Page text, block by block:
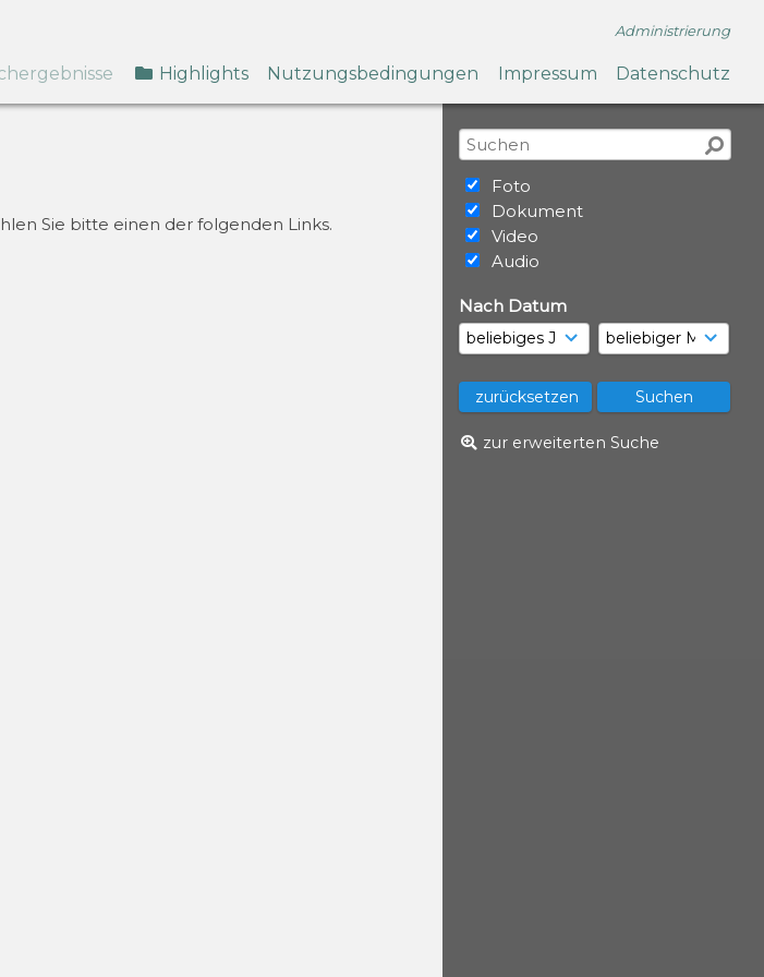
Administrierung
Highlights Nutzungsbedingungen Impressum Datenschutz
Foto
Dokument
Video
Audio
Nach Datum
zur erweiterten Suche
Sie bitte einen der folgenden Links.